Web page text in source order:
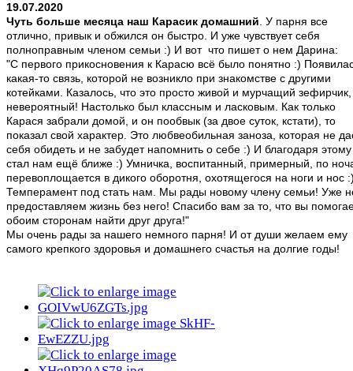
19.07.2020
Чуть больше месяца наш Карасик домашний. У парня все
отлично, привык и обжился он быстро. И уже чувствует себя
полноправным членом семьи :) И вот что пишет о нем Дарина:
"С первого прикосновения к Карасю всё было понятно :)
какая-то связь, которой не возникло при знакомстве с другими
котейками. Казалось, что это просто живой и мурчащий зефирчик,
невероятный! Настолько был классным и ласковым. Как только
Карася забрали домой, и он пообвык (за двое суток, кстати), то
показал свой характер. Это любвеобильная заноза, которая не
себя обидеть и не забудет напомнить о себе :) И благодаря
стал нам ещё ближе :) Умничка, воспитанный, примерный, по
перевоплощается в дикого оборотня, охотящегося на ноги и нос
Темперамент под стать нам. Мы рады новому члену семьи! Уже
предоставляем жизнь без него! Спасибо вам за то, что вы
обоим сторонам найти друг друга!"
Мы очень рады за нашего немного парня! И от души желаем ему
самого крепкого здоровья и домашнего счастья на долгие годы!